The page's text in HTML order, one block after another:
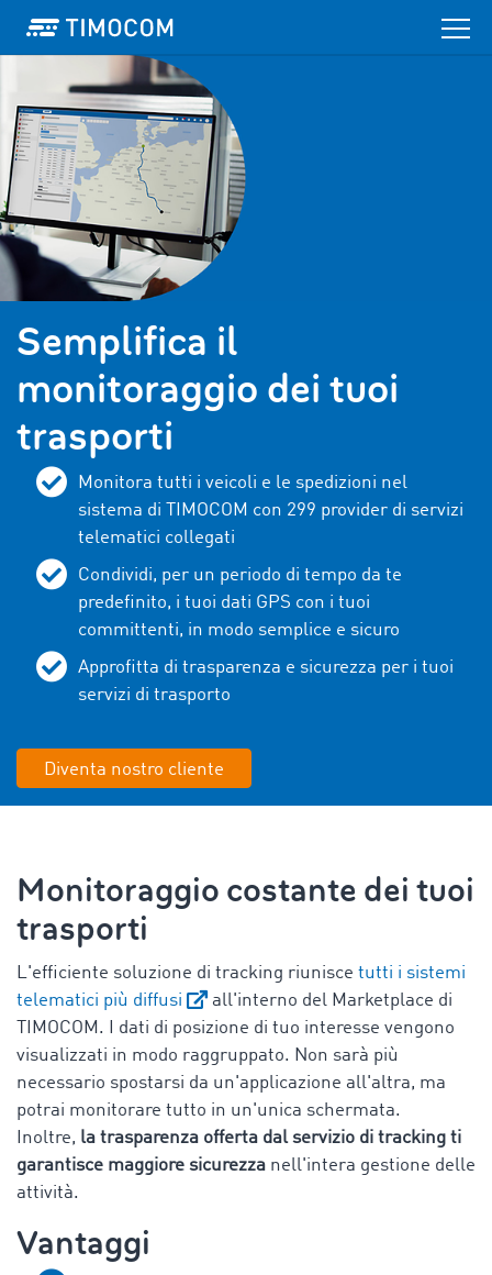
Semplifica il
monitoraggio dei tuoi
trasporti
Monitora tutti i veicoli e le spedizioni nel
sistema di TIMOCOM con 299 provider di servizi
telematici collegati
Condividi, per un periodo di tempo da te
predefinito, i tuoi dati GPS con i tuoi
committenti, in modo semplice e sicuro
Approfitta di trasparenza e sicurezza per i tuoi
servizi di trasporto
Diventa nostro cliente
Monitoraggio costante dei tuoi
trasporti
L'efficiente soluzione di tracking riunisce tutti i sistemi
telematici più diffusi
all'interno del Marketplace di
TIMOCOM. I dati di posizione di tuo interesse vengono
visualizzati in modo raggruppato. Non sarà più
necessario spostarsi da un'applicazione all'altra, ma
potrai monitorare tutto in un'unica schermata.
Inoltre, la trasparenza offerta dal servizio di tracking ti
garantisce maggiore sicurezza nell'intera gestione delle
attività.
Vantaggi